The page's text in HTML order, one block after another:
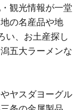
観光情報が一堂
の名産品や地
い、お土産探し
五大ラーメンな
ヤスダヨーグル